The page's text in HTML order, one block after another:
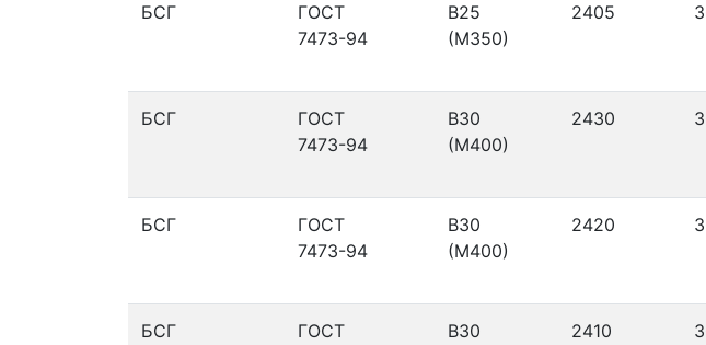
БСГ
ГОСТ
7473-94
В25
(М350)
2405
БСГ
ГОСТ
7473-94
В30
(М400)
2430
БСГ
ГОСТ
7473-94
В30
(М400)
2420
БСГ
ГОСТ
В30
2410